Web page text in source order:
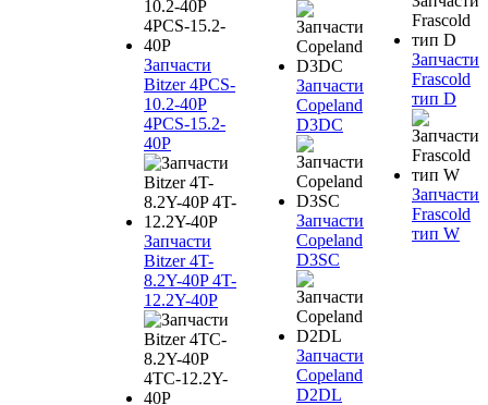
Запчасти
Bitzer 4PCS-
10.2-40P
4PCS-15.2-
40P
Запчасти
Bitzer 4T-
8.2Y-40P 4T-
12.2Y-40P
Запчасти
Copeland
D3DC
Запчасти
Copeland
D3SC
Запчасти
Copeland
D2DL
Запчасти
Frascold
тип D
Запчасти
Frascold
тип W